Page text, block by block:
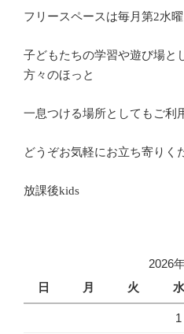
フリースペースは毎月第2水
子どもたちの学習や遊び場と
方々のほっと
一息つける場所としてもご利
どうぞお気軽にお立ち寄りく
放課後kids
2026
日
月 火 水
1